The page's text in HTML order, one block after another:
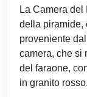
La Camera
della piramide,
proveniente
camera, che si
del faraone,
in granito rosso.